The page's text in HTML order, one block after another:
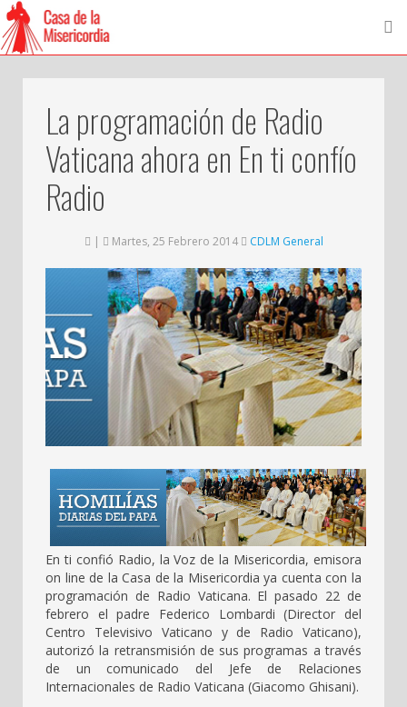
La programación de Radio
Vaticana ahora en En ti confío
Radio
| Martes, 25 Febrero 2014 CDLM General
En ti confió Radio, la Voz de la Misericordia, emisora
on line de la Casa de la Misericordia ya cuenta con la
programación de Radio Vaticana. El pasado 22 de
febrero el padre Federico Lombardi (Director del
Centro Televisivo Vaticano y de Radio Vaticano),
autorizó la retransmisión de sus programas a través
de un comunicado del Jefe de Relaciones
Internacionales de Radio Vaticana (Giacomo Ghisani).